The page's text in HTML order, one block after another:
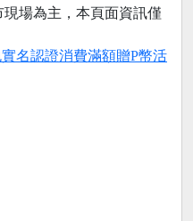
場為主，本頁面資訊僅
名認證消費滿額贈P幣活